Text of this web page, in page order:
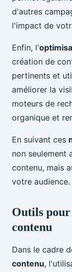
d'autres
l'impact de
Enfin, l'
création de
pertinents et
améliorer la
moteurs de
organique et
En suivant ces
non seulement
contenu, mais
votre audience.
Outils
contenu
Dans le cadre
contenu,